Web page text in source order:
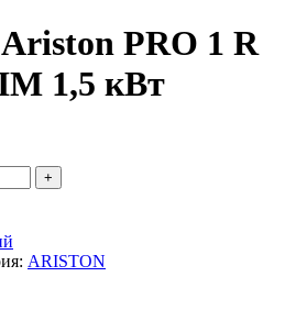
PRO 1 R
1,5 кВт
ARISTON